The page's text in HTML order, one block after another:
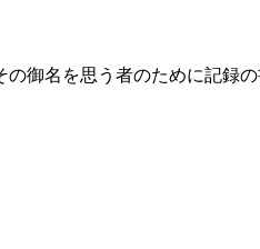
御名を思う者のために記録の